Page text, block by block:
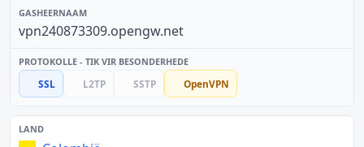
vpn240873309.opengw.net
SSL L2TP SSTP OpenVPN